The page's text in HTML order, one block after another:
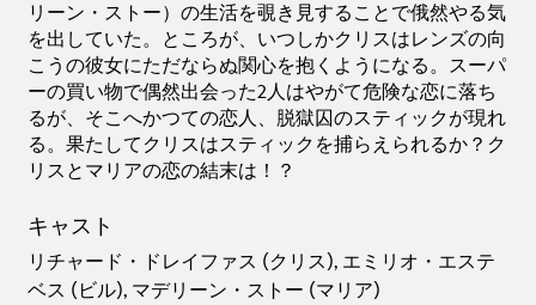
リーン・ストー）の生活を覗き見することで俄然やる気
を出していた。ところが、いつしかクリスはレンズの向
こうの彼女にただならぬ関心を抱くようになる。スーパ
ーの買い物で偶然出会った2人はやがて危険な恋に落ち
るが、そこへかつての恋人、脱獄囚のスティックが現れ
る。果たしてクリスはスティックを捕らえられるか？ク
リスとマリアの恋の結末は！？
キャスト
リチャード・ドレイファス (クリス), エミリオ・エステ
ベス (ビル), マデリーン・ストー (マリア)